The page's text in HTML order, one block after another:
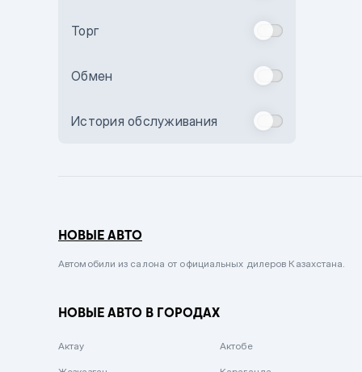
Бежевый
Комбинированный
Сиреневый металлик
Вишневый
Торг
Обмен
История обслуживания
НОВЫЕ АВТО
Автомобили из салона от официальных дилеров Казахстана.
НОВЫЕ АВТО В ГОРОДАХ
Актау Актобе